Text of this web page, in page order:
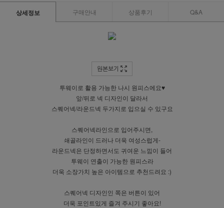
상세정보 구매안내 상품후기 Q&A
원본보기
투웨이로 활용 가능한 나시 원피스에요♥
앞/뒤로 넥 디자인이 달라서
스퀘어넥/라운드넥 두가지로 입으실 수 있구요
스퀘어넥라인으로 입어주시면,
쇄골라인이 드러나 더욱 여성스럽게-
라운드넥은 단정하면서도 귀여운 느낌이 들어
투웨이 연출이 가능한 원피스라
더욱 소장가치 높은 아이템으로 추천드려요 :)
스퀘어넥 디자인인 쪽은 버튼이 있어
더욱 포인트있게 즐겨 주시기 좋아요!